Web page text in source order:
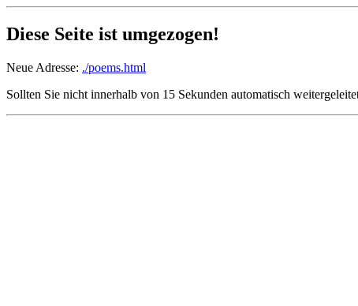
Diese Seite ist umgezogen!
Neue Adresse: ./poems.html
Sollten Sie nicht innerhalb von 15 Sekunden automatisch